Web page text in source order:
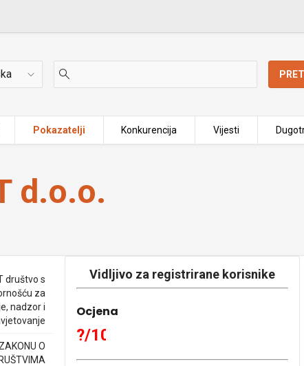
Pokazatelji Konkurencija Vijesti
d.o.o.
društvo s
za
nadzor i
O
Vidljivo za registrirane korisnike
Ocjena
?/10